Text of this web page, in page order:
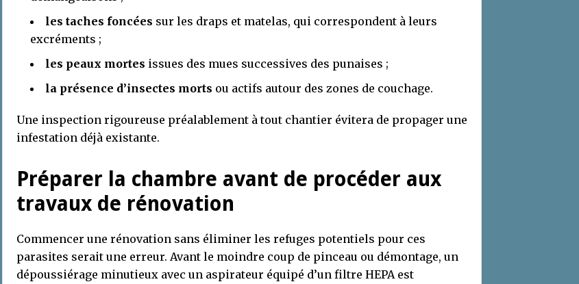
les taches foncées sur les draps et matelas, qui correspondent à leurs
excréments ;
les peaux mortes issues des mues successives des punaises ;
la présence d’insectes morts ou actifs autour des zones de couchage.
Une inspection rigoureuse préalablement à tout chantier évitera de propager une
infestation déjà existante.
Préparer la chambre avant de procéder aux
travaux de rénovation
Commencer une rénovation sans éliminer les refuges potentiels pour ces
parasites serait une erreur. Avant le moindre coup de pinceau ou démontage, un
dépoussiérage minutieux avec un aspirateur équipé d’un filtre HEPA est